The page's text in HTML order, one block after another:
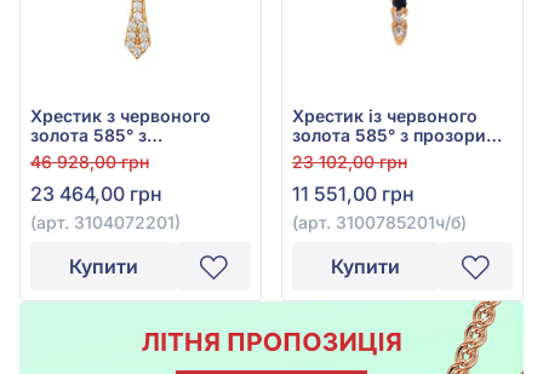
Хрестик з червоного
золота 585° з
діамантами 0,23ct, арт.
3104072201
46 928,00 грн
23 464,00 грн
(арт. 3104072201)
Купити
Хрестик із червоного
золота 585° з прозорим
діамантом 0,07ct та
чорним діамантом
0,09ct, арт. 3100785201ч/
б
23 102,00 грн
11 551,00 грн
(арт. 3100785201ч/б)
Купити